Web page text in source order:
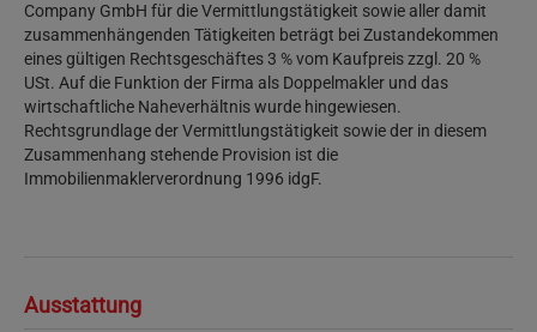
Company GmbH für die Vermittlungstätigkeit sowie aller damit
zusammenhängenden Tätigkeiten beträgt bei Zustandekommen
eines gültigen Rechtsgeschäftes 3 % vom Kaufpreis zzgl. 20 %
USt. Auf die Funktion der Firma als Doppelmakler und das
wirtschaftliche Naheverhältnis wurde hingewiesen.
Rechtsgrundlage der Vermittlungstätigkeit sowie der in diesem
Zusammenhang stehende Provision ist die
Immobilienmaklerverordnung 1996 idgF.
Ausstattung